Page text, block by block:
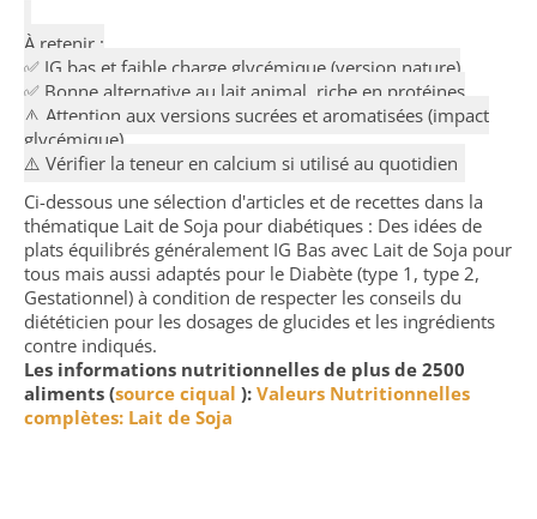
À retenir :
✅ IG bas et faible charge glycémique (version nature)
✅ Bonne alternative au lait animal, riche en protéines
⚠️ Attention aux versions sucrées et aromatisées (impact
glycémique)
⚠️ Vérifier la teneur en calcium si utilisé au quotidien
Ci-dessous une sélection d'articles et de recettes dans la
thématique Lait de Soja pour diabétiques : Des idées de
plats équilibrés généralement IG Bas avec Lait de Soja pour
tous mais aussi adaptés pour le Diabète (type 1, type 2,
Gestationnel) à condition de respecter les conseils du
diététicien pour les dosages de glucides et les ingrédients
contre indiqués.
Les informations nutritionnelles de plus de 2500
aliments (source ciqual ): Valeurs Nutritionnelles
complètes: Lait de Soja